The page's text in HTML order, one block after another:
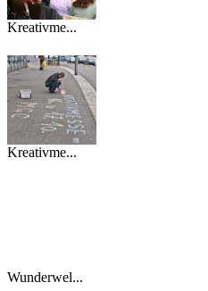
Kreativme...
Kreativme...
Wunderwel...